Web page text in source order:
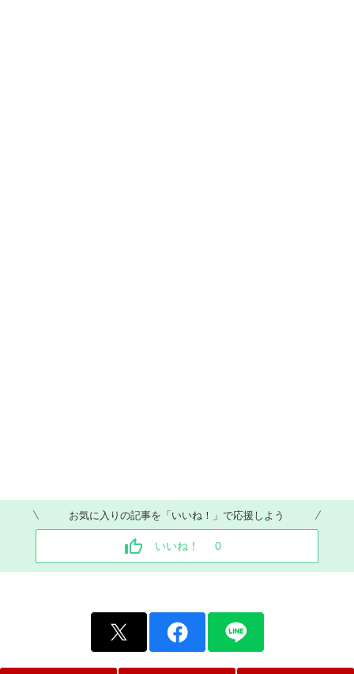
お気に入りの記事を「いいね！」で応援しよう
いいね！ 0